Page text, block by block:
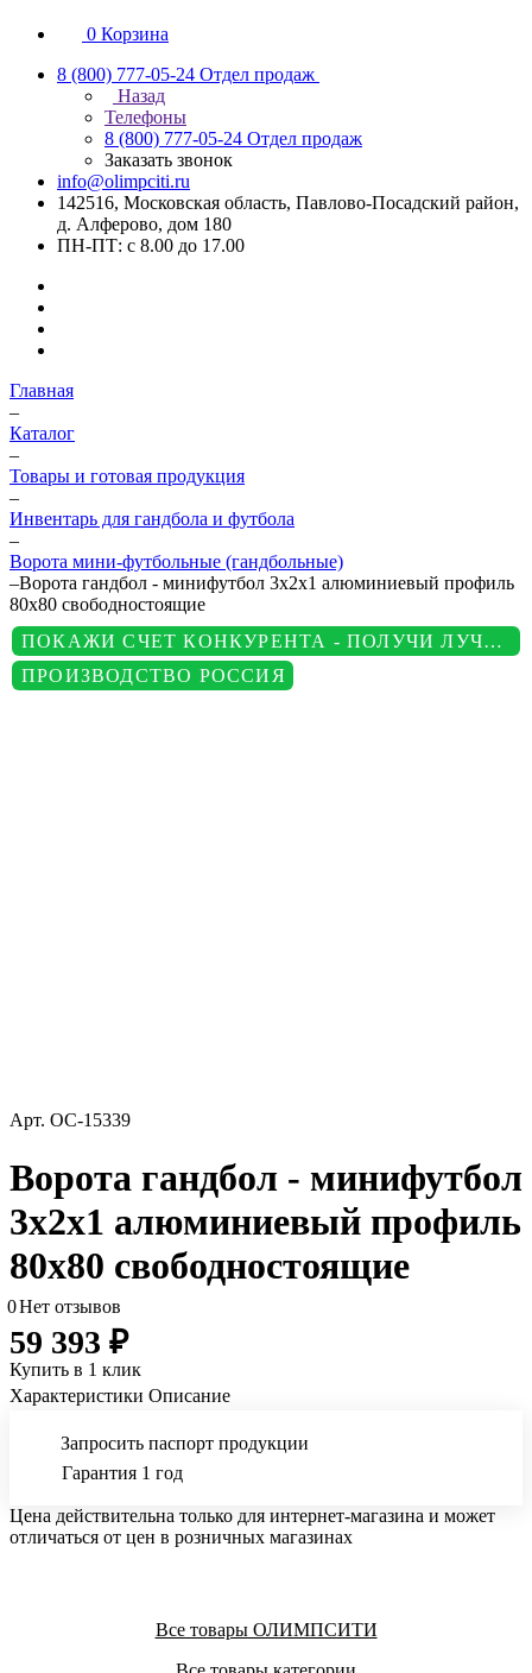
0 Корзина
8 (800) 777-05-24 Отдел продаж
Назад
Телефоны
8 (800) 777-05-24 Отдел продаж
Заказать звонок
info@olimpciti.ru
142516, Московская область, Павлово-Посадский район,
д. Алферово, дом 180
ПН-ПТ: с 8.00 до 17.00
Главная
–
Каталог
–
Товары и готовая продукция
–
Инвентарь для гандбола и футбола
–
Ворота мини-футбольные (гандбольные)
–Ворота гандбол - минифутбол 3x2x1 алюминиевый профиль
80х80 свободностоящие
ПОКАЖИ СЧЕТ КОНКУРЕНТА - ПОЛУЧИ ЛУЧШУЮ ЦЕНУ
ПРОИЗВОДСТВО РОССИЯ
Арт. ОС-15339
Ворота гандбол - минифутбол
3x2x1 алюминиевый профиль
80х80 свободностоящие
0Нет отзывов
59 393 ₽
Купить в 1 клик
Характеристики Описание
Запросить паспорт продукции
Гарантия 1 год
Цена действительна только для интернет-магазина и может
отличаться от цен в розничных магазинах
Все товары ОЛИМПСИТИ